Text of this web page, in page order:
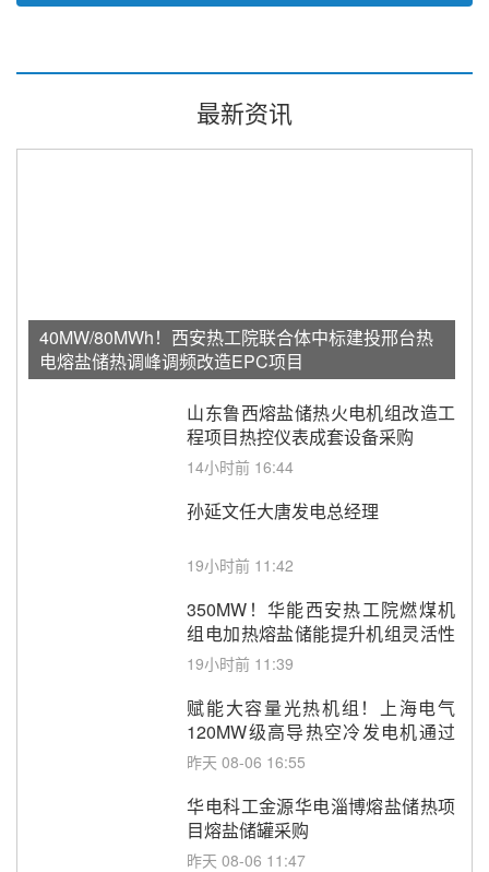
最新资讯
40MW/80MWh！西安热工院联合体中标建投邢台热
电熔盐储热调峰调频改造EPC项目
山东鲁西熔盐储热火电机组改造工
程项目热控仪表成套设备采购
14小时前 16:44
孙延文任大唐发电总经理
19小时前 11:42
350MW！华能西安热工院燃煤机
组电加热熔盐储能提升机组灵活性
改造项目初步设计第三方评审服务
19小时前 11:39
赋能大容量光热机组！上海电气
120MW级高导热空冷发电机通过
型式试验
昨天 08-06 16:55
华电科工金源华电淄博熔盐储热项
目熔盐储罐采购
昨天 08-06 11:47